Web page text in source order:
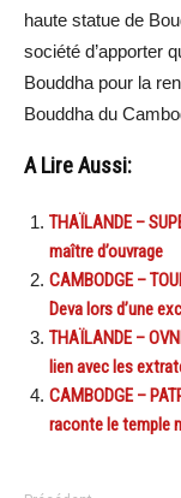
haute statue de
société d’apporter
Bouddha pour la
Bouddha du
A Lire Aussi:
THAÏLANDE –
maître d’ouvrage
CAMBODGE –
Deva lors d’une
THAÏLANDE –
lien avec les
CAMBODGE –
raconte le temple